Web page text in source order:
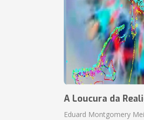
A Loucura da
Eduard Montgomery